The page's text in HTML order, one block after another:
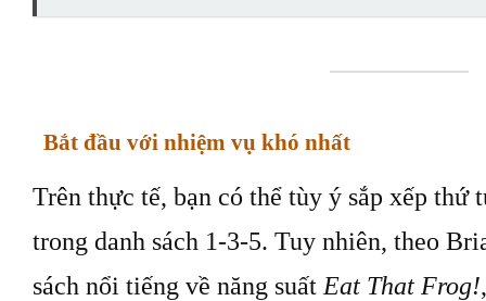
Bắt đầu với nhiệm vụ khó nhất
Trên thực tế, bạn có thể tùy ý sắp xếp thứ
trong danh sách 1-3-5. Tuy nhiên, theo
sách nổi tiếng về năng suất Eat That Frog!